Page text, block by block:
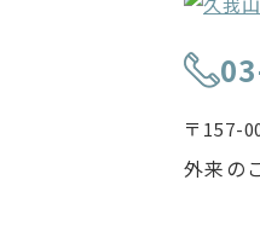
〒157-
外来の